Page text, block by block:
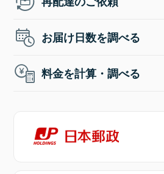
お届け日数を調べる
料金を計算・調べる